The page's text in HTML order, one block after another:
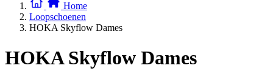
Home
Loopschoenen
HOKA Skyflow Dames
HOKA Skyflow Dames